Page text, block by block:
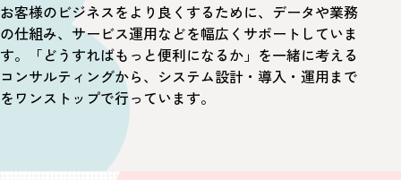
お客様のビジネスをより良くするために、データや業務
の仕組み、 サービス運用などを幅広くサポートしていま
す。
「どうすればもっと便利になるか」を一緒に考える
コンサルティングから、 システム設計・導入・運用まで
をワンストップで行っています。